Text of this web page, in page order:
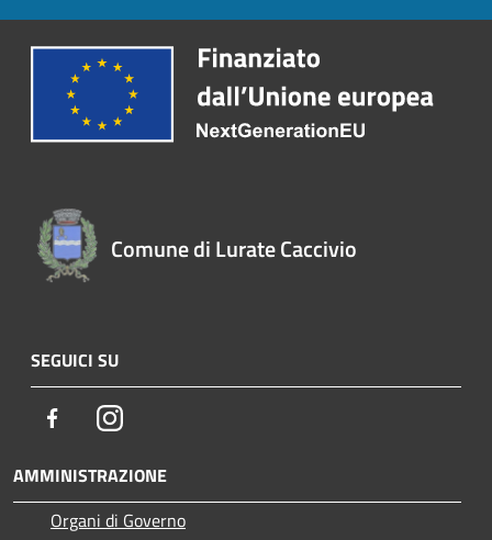
Comune di Lurate Caccivio
SEGUICI SU
FacebookInstagram
AMMINISTRAZIONE
Organi di Governo